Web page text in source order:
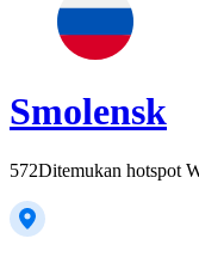
Smolensk
572Ditemukan hotspot